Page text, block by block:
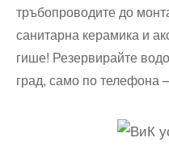
тръбопроводите до
санитарна керамика и
гише! Резервирайте
град, само по телефона